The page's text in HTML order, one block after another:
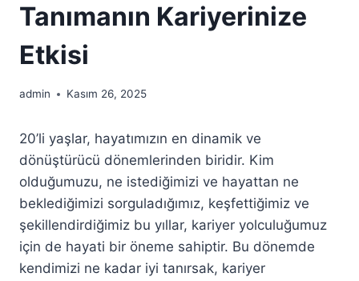
Tanımanın Kariyerinize
Etkisi
admin Kasım 26, 2025
20’li yaşlar, hayatımızın en dinamik ve
dönüştürücü dönemlerinden biridir. Kim
olduğumuzu, ne istediğimizi ve hayattan ne
beklediğimizi sorguladığımız, keşfettiğimiz ve
şekillendirdiğimiz bu yıllar, kariyer yolculuğumuz
için de hayati bir öneme sahiptir. Bu dönemde
kendimizi ne kadar iyi tanırsak, kariyer